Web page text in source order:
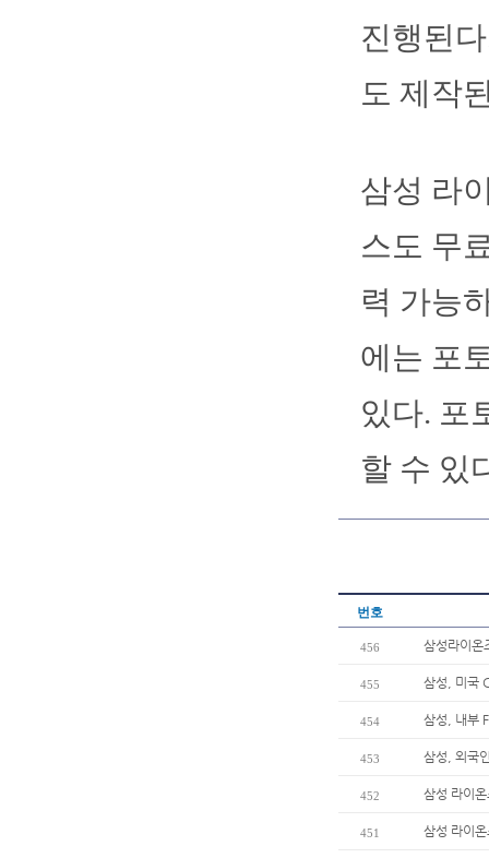
진행된
도 제작
삼성 라
스도 무
력 가능
에는 포
있다. 포
할 수 있
번호
456 삼성라이온
455 삼성, 미국
454 삼성, 내부
453 삼성, 외국
452 삼성 라이
451 삼성 라이